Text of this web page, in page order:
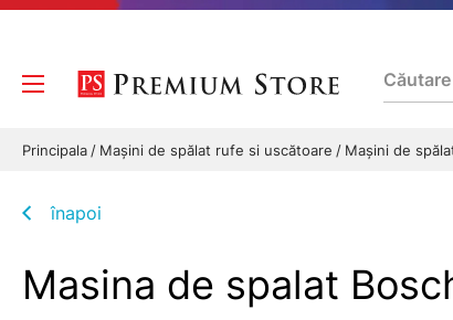
Principala Mașini de spălat rufe si uscătoare Mașini de
înapoi
Masina de spalat